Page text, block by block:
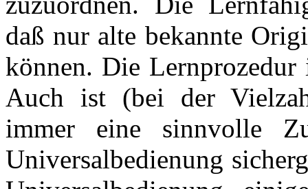
daß nur alte bekannte
können. Die
Auch ist (bei der
immer eine sinnvolle
Universalbedienung